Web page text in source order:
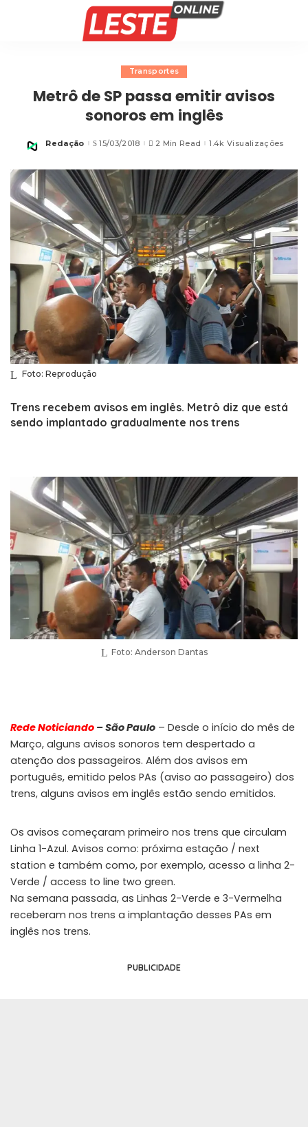
Transportes
Metrô de SP passa emitir avisos
sonoros em inglês
Posted
Redação 15/03/2018 2 Min Read 1.4k Visualizações
Foto: Reprodução
Trens recebem avisos em inglês. Metrô diz que está
sendo implantado gradualmente nos trens
Foto: Anderson Dantas
Rede Noticiando – São Paulo – Desde o início do mês de
Março, alguns avisos sonoros tem despertado a
atenção dos passageiros. Além dos avisos em
português, emitido pelos PAs (aviso ao passageiro) dos
trens, alguns avisos em inglês estão sendo emitidos.
Os avisos começaram primeiro nos trens que circulam
Linha 1-Azul. Avisos como: próxima estação / next
station e também como, por exemplo, acesso a linha 2-
Verde / access to line two green.
Na semana passada, as Linhas 2-Verde e 3-Vermelha
receberam nos trens a implantação desses PAs em
inglês nos trens.
PUBLICIDADE